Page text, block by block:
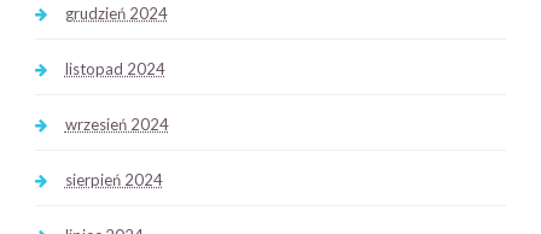
grudzień 2024
listopad 2024
wrzesień 2024
sierpień 2024